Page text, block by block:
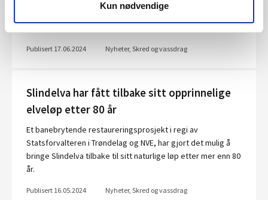
Kun nødvendige
skred, samt miljøtiltak langs vassdrag. Det ble også brukt
Publisert 17.06.2024 Nyheter, Skred og vassdrag
Slindelva har fått tilbake sitt opprinnelige
elveløp etter 80 år
Et banebrytende restaureringsprosjekt i regi av
Statsforvalteren i Trøndelag og NVE, har gjort det mulig å
bringe Slindelva tilbake til sitt naturlige løp etter mer enn 80
år.
Publisert 16.05.2024 Nyheter, Skred og vassdrag